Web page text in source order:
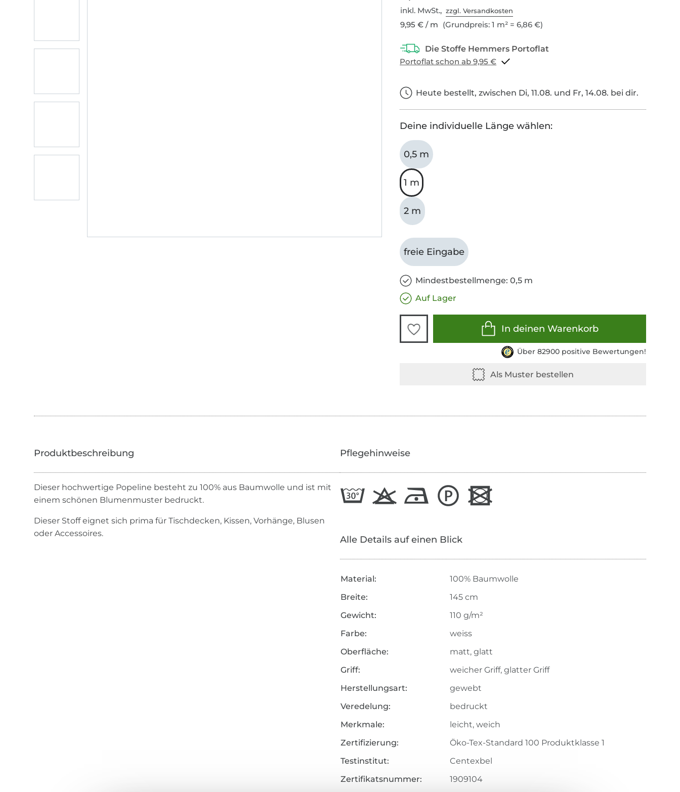
inkl. MwSt.,zzgl. Versandkosten
9,95 € / m (Grundpreis: 1 m² = 6,86 €)
Portoflat schon ab 9,95 €
Heute bestellt, zwischen Di, 11.08. und Fr, 14.08. bei dir.
Deine individuelle Länge wählen:
0,5 m
1 m
2 m
freie Eingabe
Mindestbestellmenge: 0,5 m
Auf Lager
In deinen Warenkorb
Über 82900 positive Bewertungen!
Dieser hochwertige Popeline besteht zu 100% aus Baumwolle und ist mit
einem schönen Blumenmuster bedruckt.
Dieser Stoff eignet sich prima für Tischdecken, Kissen, Vorhänge, Blusen
oder Accessoires.
Pflegehinweise
Alle Details auf einen Blick
Material:
100% Baumwolle
Breite:
145 cm
Gewicht:
110 g/m²
Farbe:
weiss
Oberfläche:
matt, glatt
Griff:
weicher Griff, glatter Griff
Herstellungsart:
gewebt
Veredelung:
bedruckt
Merkmale:
leicht, weich
Zertifizierung:
Öko-Tex-Standard 100 Produktklasse 1
Testinstitut:
Centexbel
Zertifikatsnummer:
1909104